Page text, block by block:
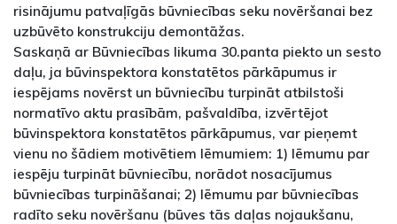
risinājumu patvaļīgās būvniecības seku novēršanai bez
uzbūvēto konstrukciju demontāžas.
Saskaņā ar Būvniecības likuma 30.panta piekto un sesto
daļu, ja būvinspektora konstatētos pārkāpumus ir
iespējams novērst un būvniecību turpināt atbilstoši
normatīvo aktu prasībām, pašvaldība, izvērtējot
būvinspektora konstatētos pārkāpumus, var pieņemt
vienu no šādiem motivētiem lēmumiem: 1) lēmumu par
iespēju turpināt būvniecību, norādot nosacījumus
būvniecības turpināšanai; 2) lēmumu par būvniecības
radīto seku novēršanu (būves tās daļas nojaukšanu,